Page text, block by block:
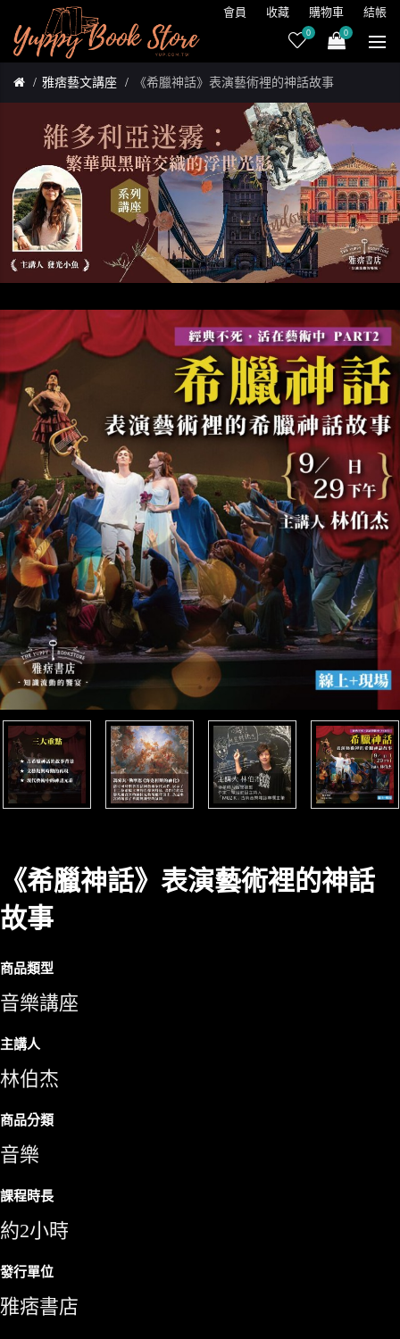
會員 收藏 購物車 結帳
0 0
雅痞藝文講座 《希臘神話》表演藝術裡的神話故事
《希臘神話》表演藝術裡的神話
故事
商品類型
音樂講座
主講人
林伯杰
商品分類
音樂
課程時長
約2小時
發行單位
雅痞書店